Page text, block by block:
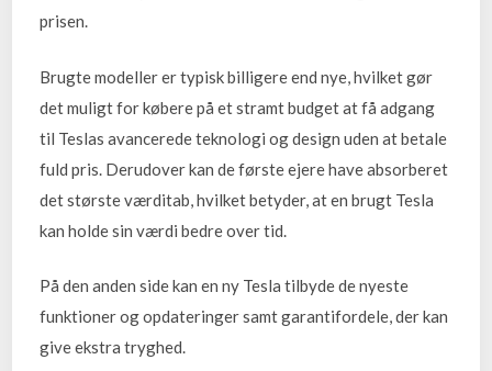
prisen.
Brugte modeller er typisk billigere end nye, hvilket gør
det muligt for købere på et stramt budget at få adgang
til Teslas avancerede teknologi og design uden at betale
fuld pris. Derudover kan de første ejere have absorberet
det største værditab, hvilket betyder, at en brugt Tesla
kan holde sin værdi bedre over tid.
På den anden side kan en ny Tesla tilbyde de nyeste
funktioner og opdateringer samt garantifordele, der kan
give ekstra tryghed.